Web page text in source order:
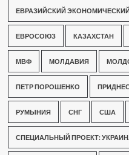
ЕВРАЗИЙСКИЙ
ЕВРОСОЮЗ КАЗАХСТАН
МВФ МОЛДАВИЯ
ПЕТР ПОРОШЕНКО
РУМЫНИЯ СНГ США
СПЕЦИАЛЬНЫЙ ПРОЕКТ: